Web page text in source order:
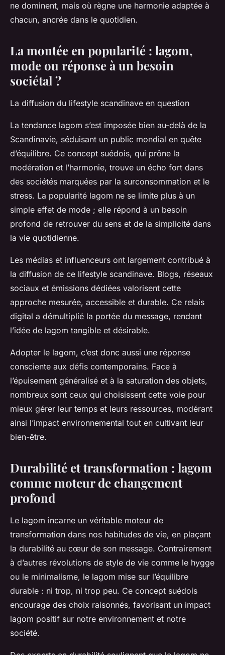
ne dominent, mais où règne une harmonie adaptée à
chacun, ancrée dans le quotidien.
La montée en popularité : lagom,
mode ou réponse à un besoin
sociétal ?
La diffusion du lifestyle scandinave en question
La tendance lagom s’est imposée bien au-delà de la
Scandinavie, séduisant un public mondial en quête
d’équilibre. Ce concept suédois, qui prône la
modération et l’harmonie, trouve un écho fort dans
des sociétés marquées par la surconsommation et le
stress. La popularité lagom ne se limite plus à un
simple effet de mode ; elle répond à un besoin
profond de retrouver du sens et de la simplicité dans
la vie quotidienne.
Les médias et influenceurs ont largement contribué à
la diffusion de ce lifestyle scandinave. Blogs, réseaux
sociaux et émissions dédiées valorisent cette
approche mesurée, accessible et durable. Ce relais
digital a démultiplié la portée du message, rendant
l’idée de lagom tangible et désirable.
Adopter le lagom, c’est donc aussi une réponse
consciente aux défis contemporains. Face à
l’épuisement généralisé et à la saturation des objets,
nombreux sont ceux qui choisissent cette voie pour
mieux gérer leur temps et leurs ressources, modérant
ainsi l’impact environnemental tout en cultivant leur
bien-être.
Durabilité et transformation : lagom
comme moteur de changement
profond
Le lagom incarne un véritable moteur de
transformation dans nos habitudes de vie, en plaçant
la durabilité au cœur de son message. Contrairement
à d’autres révolutions de style de vie comme le hygge
ou le minimalisme, le lagom mise sur l’équilibre
durable : ni trop, ni trop peu. Ce concept suédois
encourage des choix raisonnés, favorisant un impact
lagom positif sur notre environnement et notre
société.